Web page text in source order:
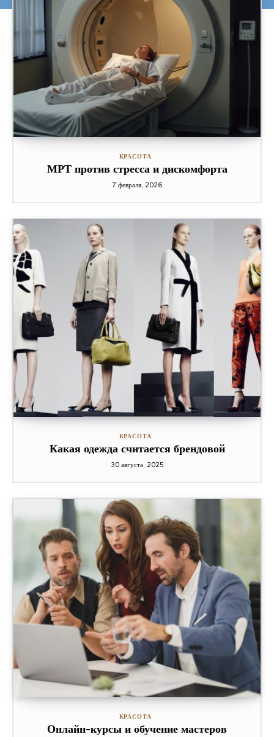
КРАСОТА
МРТ против стресса и дискомфорта
7 февраля, 2026
КРАСОТА
Какая одежда считается брендовой
30 августа, 2025
КРАСОТА
Онлайн-курсы и обучение мастеров